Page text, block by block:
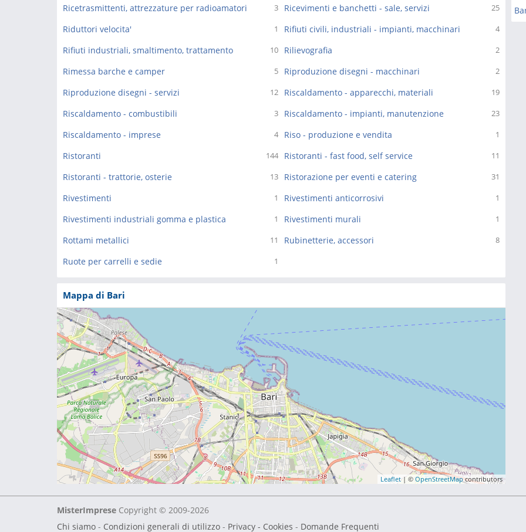
3
Ricetrasmittenti, attrezzature per radioamatori 25
Ricevimenti e banchetti - sale, servizi
1
Riduttori velocita' 4
Rifiuti civili, industriali - impianti, macchinari
10
Rifiuti industriali, smaltimento, trattamento 2
Rilievografia
5
Rimessa barche e camper 2
Riproduzione disegni - macchinari
12
Riproduzione disegni - servizi 19
Riscaldamento - apparecchi, materiali
3
Riscaldamento - combustibili 23
Riscaldamento - impianti, manutenzione
4
Riscaldamento - imprese 1
Riso - produzione e vendita
144
Ristoranti 11
Ristoranti - fast food, self service
13
Ristoranti - trattorie, osterie 31
Ristorazione per eventi e catering
1
Rivestimenti 1
Rivestimenti anticorrosivi
1
Rivestimenti industriali gomma e plastica 1
Rivestimenti murali
11
Rottami metallici 8
Rubinetterie, accessori
1
Ruote per carrelli e sedie
Mappa di Bari
Leaflet | © OpenStreetMapcontributors
MisterImprese Copyright © 2009-2026
Chi siamo - Condizioni generali di utilizzo - Privacy - Cookies - Domande Frequenti